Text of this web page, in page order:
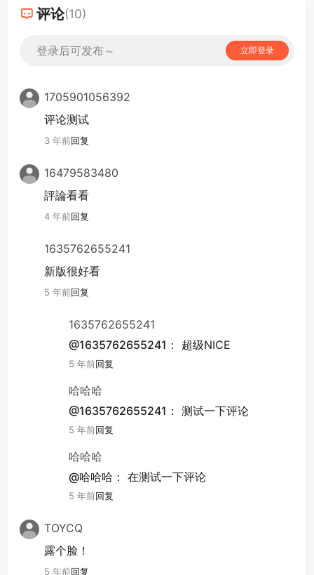
评论(10)
登录后可发布～ 立即登录
1705901056392
评论测试
3 年前回复
16479583480
評論看看
4 年前回复
1635762655241
新版很好看
5 年前回复
1635762655241
@1635762655241：
超级NICE
5 年前回复
哈哈哈
@1635762655241： 测试一下评论
5 年前回复
哈哈哈
@哈哈哈： 在测试一下评论
5 年前回复
TOYCQ
露个脸！
5 年前回复